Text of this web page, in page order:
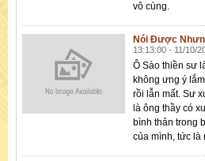
vô cùng.
Nói Được
13:13:00 - 11/10/
Ô Sào thiền sư
không ưng ý
rồi lẫn mất. Sư
là ông thầy có
bình thản trong
của mình, tức là